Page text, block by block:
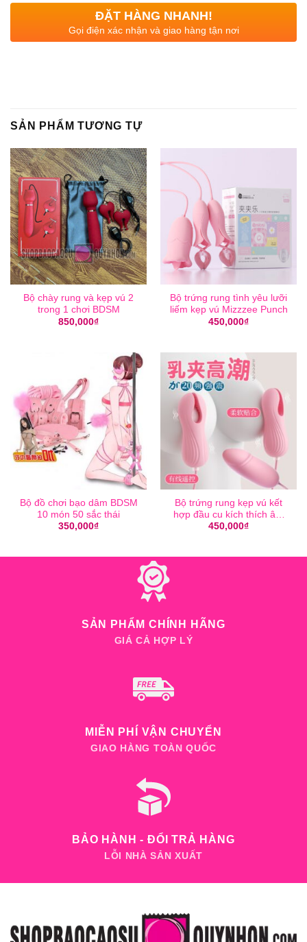
ĐẶT HÀNG NHANH!
Gọi điện xác nhận và giao hàng tận nơi
SẢN PHẨM TƯƠNG TỰ
Bộ chày rung và kẹp vú 2
trong 1 chơi BDSM
850,000₫
Bộ trứng rung tình yêu lưỡi
liếm kẹp vú Mizzzee Punch
450,000₫
Bộ đồ chơi bạo dâm BDSM
10 món 50 sắc thái
350,000₫
Bộ trứng rung kẹp vú kết
hợp đầu cu kích thích âm
đạo Heart Joy V3
450,000₫
SẢN PHẨM CHÍNH HÃNG
GIÁ CẢ HỢP LÝ
MIỄN PHÍ VẬN CHUYỂN
GIAO HÀNG TOÀN QUỐC
BẢO HÀNH - ĐỔI TRẢ HÀNG
LỖI NHÀ SẢN XUẤT